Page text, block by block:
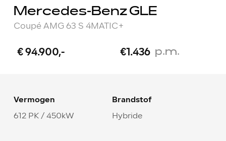
Mercedes-Benz GLE
Coupé AMG 63 S 4MATIC+
€ 94.900,- €1.436 p.m.
Vermogen
612 PK / 450kW
Brandstof
Hybride